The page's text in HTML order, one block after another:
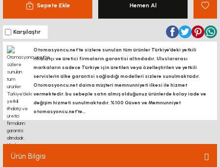
Sepete Ekle Hemen Al
Karşılaştır
Otomasyoncu.net’te sizlere sunulan tüm ürünler Türkiye’deki yetkili
ithalatçı ve üretici firmaların garantisi altındadır, Uluslararası
markaların sadece Türkiye için üretilen veya özelleştirilen ve yetkili
servislerin ülke garantisi sağladığı modelleri sizlere sunulmaktadır.
Otomasyoncu.net daima müşteri memnunniyeti ilkesi ile hizmet
vermektedir. bu sebeple satın almış olduğunuz ürünlerde kolay iade ve
değişim hizmeti sunulmaktadır. %100 Güven ve Memnunniyet
otomasyoncu.net’te...
Ürün Bilgisi